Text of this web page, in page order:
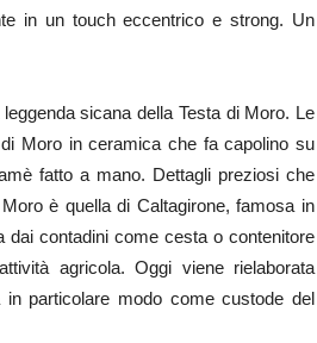
in un touch eccentrico e strong. Un
sicana della Testa di Moro. Le
Moro in ceramica che fa capolino su
fatto a mano. Dettagli preziosi che
è quella di Caltagirone, famosa in
contadini come cesta o contenitore
agricola. Oggi viene rielaborata
particolare modo come custode del